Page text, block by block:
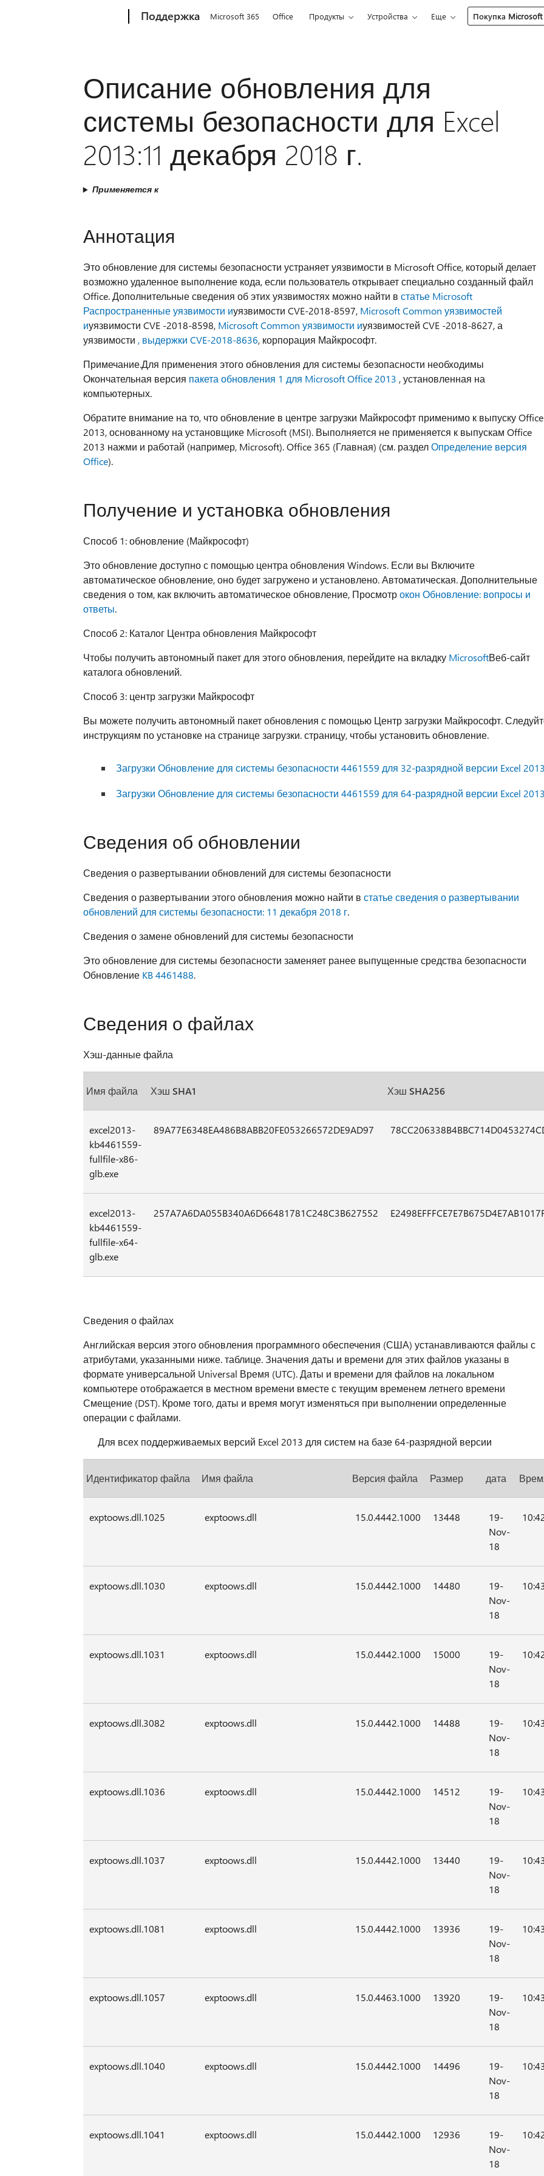
Поддержка Microsoft 365 Office Продукты Устройства Еще Покупка Microsoft
Описание обновления для
системы безопасности для Excel
2013:11 декабря 2018 г.
Применяется к
Аннотация
Это обновление для системы безопасности устраняет уязвимости в Microsoft Office, который делает
возможно удаленное выполнение кода, если пользователь открывает специально созданный файл
Office. Дополнительные сведения об этих уязвимостях можно найти в статье Microsoft
Распространенные уязвимости иуязвимости CVE-2018-8597, Microsoft Common уязвимостей
иуязвимости CVE -2018-8598, Microsoft Common уязвимости иуязвимостей CVE -2018-8627, а
уязвимости , выдержки CVE-2018-8636, корпорация Майкрософт.
Примечание.Для применения этого обновления для системы безопасности необходимы
Окончательная версия пакета обновления 1 для Microsoft Office 2013 , установленная на
компьютерных.
Обратите внимание на то, что обновление в центре загрузки Майкрософт применимо к выпуску Office
2013, основанному на установщике Microsoft (MSI). Выполняется не применяется к выпускам Office
2013 нажми и работай (например, Microsoft). Office 365 (Главная) (см. разделОпределение версия
Office).
Получение и установка обновления
Способ 1: обновление (Майкрософт)
Это обновление доступно с помощью центра обновления Windows. Если вы Включите
автоматическое обновление, оно будет загружено и установлено. Автоматическая. Дополнительные
сведения о том, как включить автоматическое обновление, Просмотрокон Обновление: вопросы и
ответы.
Способ 2: Каталог Центра обновления Майкрософт
Чтобы получить автономный пакет для этого обновления, перейдите на вкладку MicrosoftВеб-сайт
каталога обновлений.
Способ 3: центр загрузки Майкрософт
Вы можете получить автономный пакет обновления с помощью Центр загрузки Майкрософт.
инструкциям по установке на странице загрузки. страницу, чтобы установить обновление.
Загрузки Обновление для системы безопасности 4461559 для 32-разрядной версии Excel 2013
Загрузки Обновление для системы безопасности 4461559 для 64-разрядной версии Excel 2013
Сведения об обновлении
Сведения о развертывании обновлений для системы безопасности
Сведения о развертывании этого обновления можно найти в статье сведения о развертывании
обновлений для системы безопасности: 11 декабря 2018 г.
Сведения о замене обновлений для системы безопасности
Это обновление для системы безопасности заменяет ранее выпущенные средства безопасности
Обновление KB 4461488.
Сведения о файлах
Хэш-данные файла
Имя файла Хэш SHA1 Хэш SHA256
excel2013-
kb4461559-
fullfile-x86-
glb.exe
89A77E6348EA486B8ABB20FE053266572DE9AD97
excel2013-
kb4461559-
fullfile-x64-
glb.exe
257A7A6DA055B340A6D66481781C248C3B627552
Сведения о файлах
Английская версия этого обновления программного обеспечения (США) устанавливаются файлы с
атрибутами, указанными ниже. таблице. Значения даты и времени для этих файлов указаны в
формате универсальной Universal Время (UTC). Даты и времени для файлов на локальном
компьютере отображается в местном времени вместе с текущим временем летнего времени
Смещение (DST). Кроме того, даты и время могут изменяться при выполнении определенные
операции с файлами.
Для всех поддерживаемых версий Excel 2013 для систем на базе 64-разрядной версии
Идентификатор файла Имя файла Версия файла Размер дата
exptoows.dll.1025 exptoows.dll 15.0.4442.1000 13448
19-
Nov-
18
exptoows.dll.1030 exptoows.dll 15.0.4442.1000 14480
19-
Nov-
18
exptoows.dll.1031 exptoows.dll 15.0.4442.1000 15000
19-
Nov-
18
exptoows.dll.3082 exptoows.dll 15.0.4442.1000 14488
19-
Nov-
18
exptoows.dll.1036 exptoows.dll 15.0.4442.1000 14512
19-
Nov-
18
exptoows.dll.1037 exptoows.dll 15.0.4442.1000 13440
19-
Nov-
18
exptoows.dll.1081 exptoows.dll 15.0.4442.1000 13936
19-
Nov-
18
exptoows.dll.1057 exptoows.dll 15.0.4463.1000 13920
19-
Nov-
18
exptoows.dll.1040 exptoows.dll 15.0.4442.1000 14496
19-
Nov-
18
exptoows.dll.1041 exptoows.dll 15.0.4442.1000 12936
19-
Nov-
18